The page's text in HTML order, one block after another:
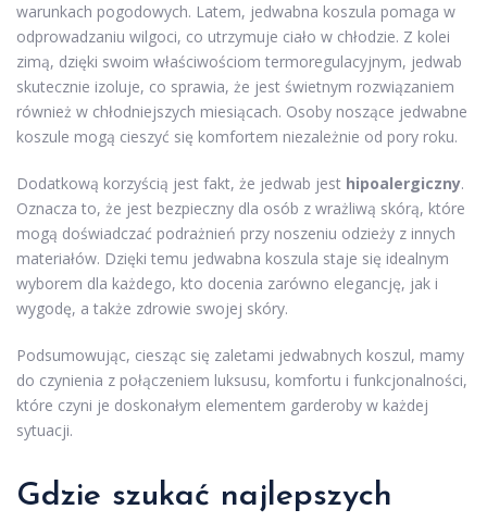
warunkach pogodowych. Latem, jedwabna koszula pomaga w
odprowadzaniu wilgoci, co utrzymuje ciało w chłodzie. Z kolei
zimą, dzięki swoim właściwościom termoregulacyjnym, jedwab
skutecznie izoluje, co sprawia, że jest świetnym rozwiązaniem
również w chłodniejszych miesiącach. Osoby noszące jedwabne
koszule mogą cieszyć się komfortem niezależnie od pory roku.
Dodatkową korzyścią jest fakt, że jedwab jest hipoalergiczny.
Oznacza to, że jest bezpieczny dla osób z wrażliwą skórą, które
mogą doświadczać podrażnień przy noszeniu odzieży z innych
materiałów. Dzięki temu jedwabna koszula staje się idealnym
wyborem dla każdego, kto docenia zarówno elegancję, jak i
wygodę, a także zdrowie swojej skóry.
Podsumowując, ciesząc się zaletami jedwabnych koszul, mamy
do czynienia z połączeniem luksusu, komfortu i funkcjonalności,
które czyni je doskonałym elementem garderoby w każdej
sytuacji.
Gdzie szukać najlepszych